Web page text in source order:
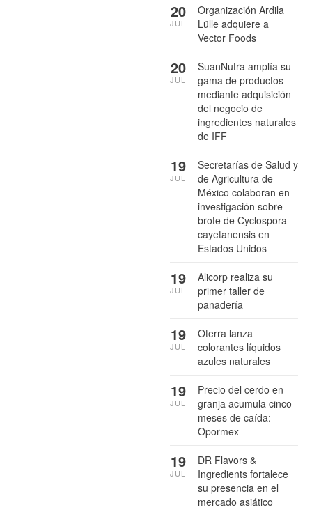
Organización Ardila
Lülle adquiere a
Vector Foods
20
JUL
SuanNutra amplía su
gama de productos
mediante adquisición
del negocio de
ingredientes naturales
de IFF
20
JUL
Secretarías de Salud y
de Agricultura de
México colaboran en
investigación sobre
brote de Cyclospora
cayetanensis en
Estados Unidos
19
JUL
Alicorp realiza su
primer taller de
panadería
19
JUL
Oterra lanza
colorantes líquidos
azules naturales
19
JUL
Precio del cerdo en
granja acumula cinco
meses de caída:
Opormex
19
JUL
DR Flavors &
Ingredients fortalece
su presencia en el
mercado asiático
19
JUL